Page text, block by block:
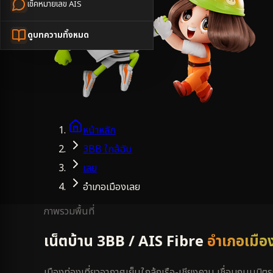
เช็คหมายเลข AIS
ดูบทความทั้งหมด
หน้าหลัก
3BB ใกล้ฉัน
เลย
อำเภอเมืองเลย
ภาพรวมพื้นที่
เน็ตบ้าน 3BB / AIS Fibre อำเภอเมือ